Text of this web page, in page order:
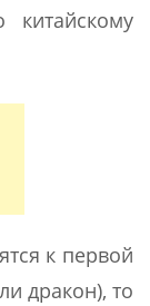
китайскому
к первой
дракон), то